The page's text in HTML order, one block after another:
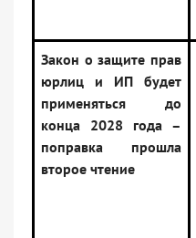
Закон о защите прав
юрлиц и ИП будет
применяться до
конца 2028 года –
поправка прошла
второе чтение